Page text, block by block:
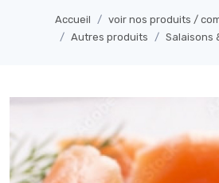
Accueil
voir nos produits /
Autres produits
Salaisons